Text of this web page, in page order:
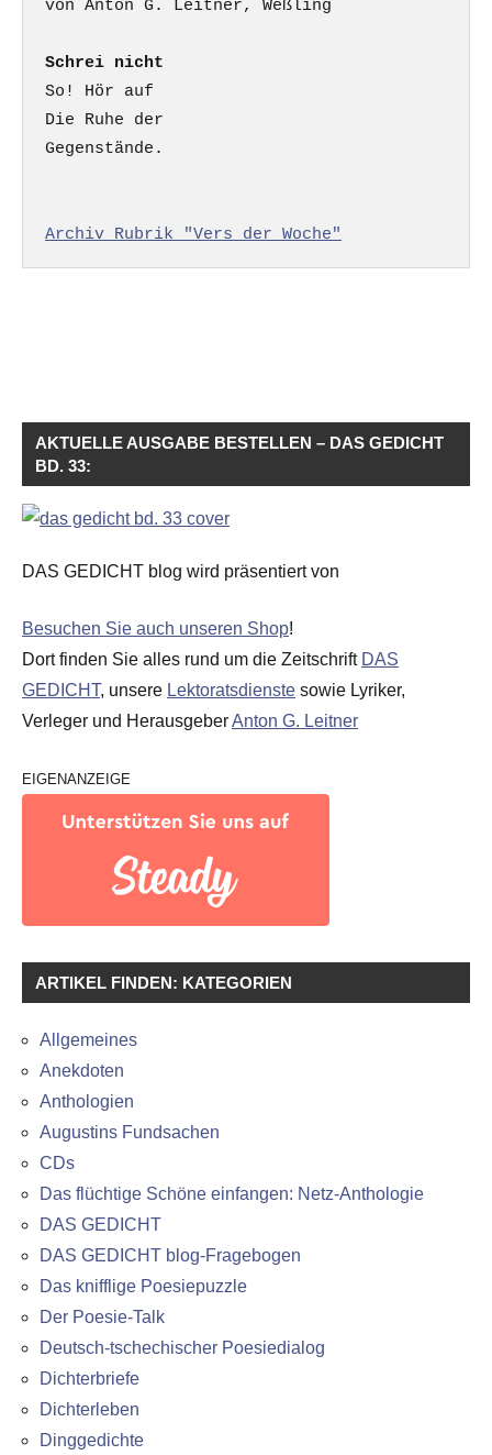
Schrei nicht
So! Hör auf
Die Ruhe der
Gegenstände.
Archiv Rubrik "Vers der Woche"
AKTUELLE AUSGABE BESTELLEN – DAS GEDICHT
BD. 33:
DAS GEDICHT blog wird präsentiert von
Besuchen Sie auch unseren Shop!
Dort finden Sie alles rund um die Zeitschrift DAS
GEDICHT, unsere Lektoratsdienste sowie Lyriker,
Verleger und HerausgeberAnton G. Leitner
EIGENANZEIGE
ARTIKEL FINDEN: KATEGORIEN
Allgemeines
Anekdoten
Anthologien
Augustins Fundsachen
CDs
Das flüchtige Schöne einfangen: Netz-Anthologie
DAS GEDICHT
DAS GEDICHT blog-Fragebogen
Das knifflige Poesiepuzzle
Der Poesie-Talk
Deutsch-tschechischer Poesiedialog
Dichterbriefe
Dichterleben
Dinggedichte